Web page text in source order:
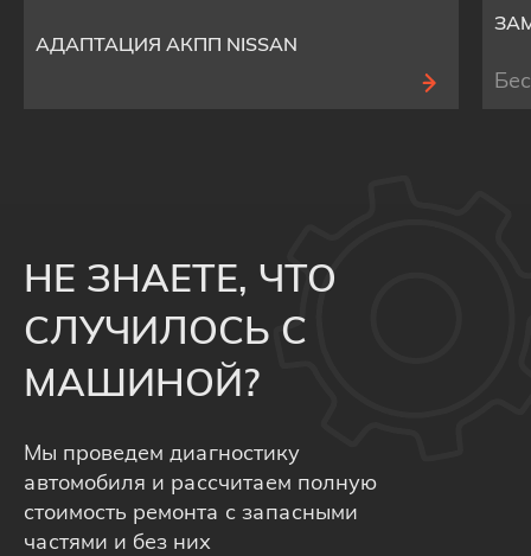
АДАПТАЦИЯ АКПП NISSAN
НЕ ЗНАЕТЕ, ЧТО
СЛУЧИЛОСЬ С
МАШИНОЙ?
Мы проведем диагностику
автомобиля и рассчитаем полную
стоимость ремонта с запасными
частями и без них